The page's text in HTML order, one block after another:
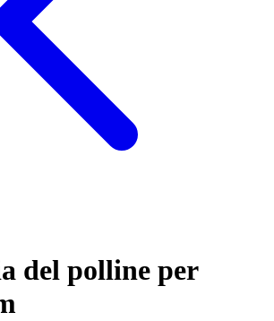
del polline per